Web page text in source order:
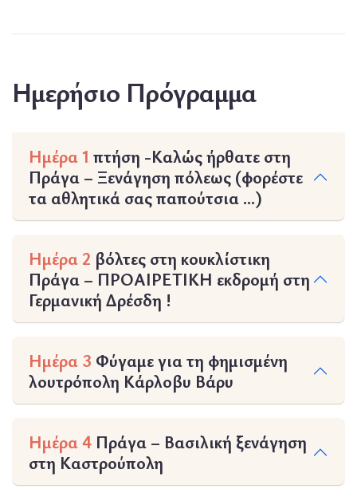
Ημερήσιο Πρόγραμμα
Ημέρα 1 πτήση -Καλώς ήρθατε στη
Πράγα – Ξενάγηση πόλεως (φορέστε
τα αθλητικά σας παπούτσια …)
Ημέρα 2 βόλτες στη κουκλίστικη
Πράγα – ΠΡΟΑΙΡΕΤΙΚΗ εκδρομή στη
Γερμανική Δρέσδη !
Ημέρα 3 Φύγαμε για τη φημισμένη
λουτρόπολη Κάρλοβυ Βάρυ
Ημέρα 4 Πράγα – Βασιλική ξενάγηση
στη Καστρούπολη